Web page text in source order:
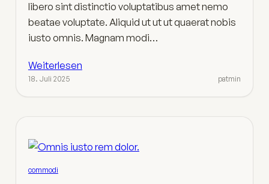
libero sint distinctio voluptatibus amet nemo
beatae voluptate. Aliquid ut ut ut quaerat nobis
iusto omnis. Magnam modi…
Weiterlesen
18. Juli 2025 patmin
commodi